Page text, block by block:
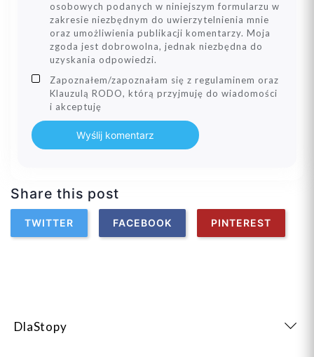
osobowych podanych w niniejszym formularzu w
zakresie niezbędnym do uwierzytelnienia mnie
oraz umożliwienia publikacji komentarzy. Moja
zgoda jest dobrowolna, jednak niezbędna do
uzyskania odpowiedzi.
Zapoznałem/zapoznałam się z regulaminem oraz
Klauzulą RODO, którą przyjmuję do wiadomości
i akceptuję
Wyślij komentarz
Share this post
TWITTER FACEBOOK PINTEREST
DlaStopy